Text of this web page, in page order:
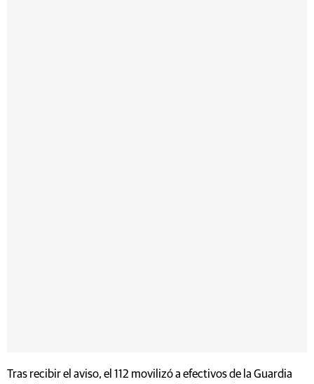
Tras recibir el aviso, el 112 movilizó a efectivos de la Guardia